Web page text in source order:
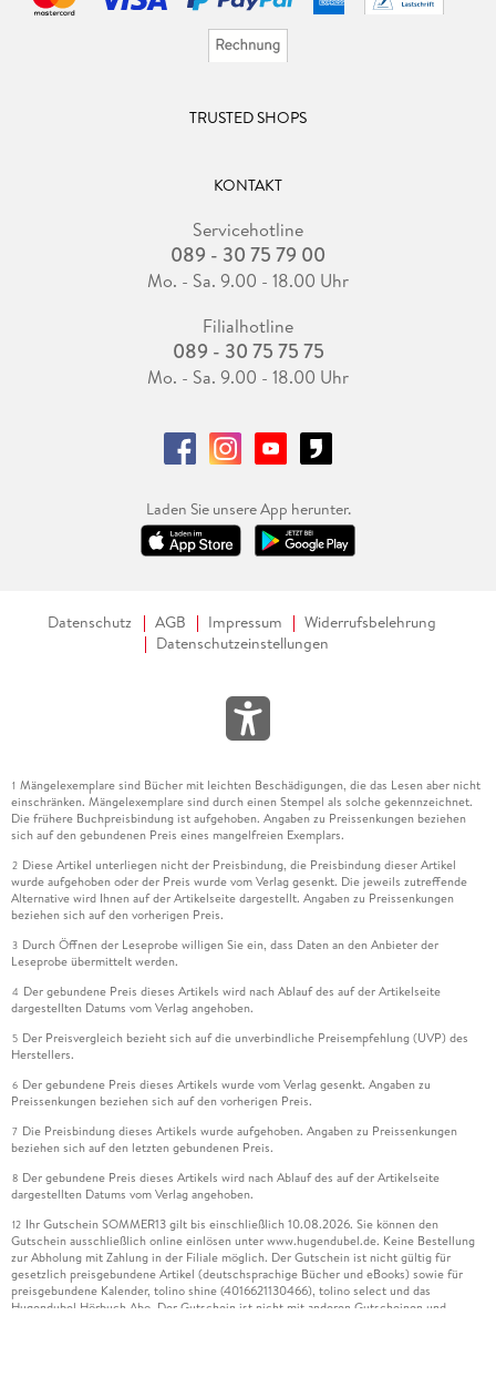
TRUSTED SHOPS
KONTAKT
Servicehotline
089 - 30 75 79 00
Mo. - Sa. 9.00 - 18.00 Uhr
Filialhotline
089 - 30 75 75 75
Mo. - Sa. 9.00 - 18.00 Uhr
Laden Sie unsere App herunter.
Datenschutz AGB Impressum
Widerrufsbelehrung
Datenschutzeinstellungen
1 Mängelexemplare sind Bücher mit leichten Beschädigungen, die das Lesen aber nicht
einschränken. Mängelexemplare sind durch einen Stempel als solche gekennzeichnet.
Die frühere Buchpreisbindung ist aufgehoben. Angaben zu Preissenkungen beziehen
sich auf den gebundenen Preis eines mangelfreien Exemplars.
2 Diese Artikel unterliegen nicht der Preisbindung, die Preisbindung dieser Artikel
wurde aufgehoben oder der Preis wurde vom Verlag gesenkt. Die jeweils zutreffende
Alternative wird Ihnen auf der Artikelseite dargestellt. Angaben zu Preissenkungen
beziehen sich auf den vorherigen Preis.
3 Durch Öffnen der Leseprobe willigen Sie ein, dass Daten an den Anbieter der
Leseprobe übermittelt werden.
4 Der gebundene Preis dieses Artikels wird nach Ablauf des auf der Artikelseite
dargestellten Datums vom Verlag angehoben.
5 Der Preisvergleich bezieht sich auf die unverbindliche Preisempfehlung (UVP) des
Herstellers.
6 Der gebundene Preis dieses Artikels wurde vom Verlag gesenkt. Angaben zu
Preissenkungen beziehen sich auf den vorherigen Preis.
7 Die Preisbindung dieses Artikels wurde aufgehoben. Angaben zu Preissenkungen
beziehen sich auf den letzten gebundenen Preis.
8 Der gebundene Preis dieses Artikels wird nach Ablauf des auf der Artikelseite
dargestellten Datums vom Verlag angehoben.
12 Ihr Gutschein SOMMER13 gilt bis einschließlich 10.08.2026. Sie können den
Gutschein ausschließlich online einlösen unter www.hugendubel.de. Keine Bestellung
zur Abholung mit Zahlung in der Filiale möglich. Der Gutschein ist nicht gültig für
gesetzlich preisgebundene Artikel (deutschsprachige Bücher und eBooks) sowie für
preisgebundene Kalender, tolino shine (4016621130466), tolino select und das
Hugendubel Hörbuch Abo. Der Gutschein ist nicht mit anderen Gutscheinen und